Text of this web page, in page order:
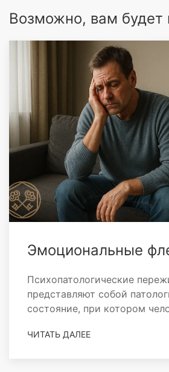
Возможно, вам будет
Эмоциональные
Психопатологические
представляют собой
состояние, при котором
ЧИТАТЬ ДАЛЕЕ